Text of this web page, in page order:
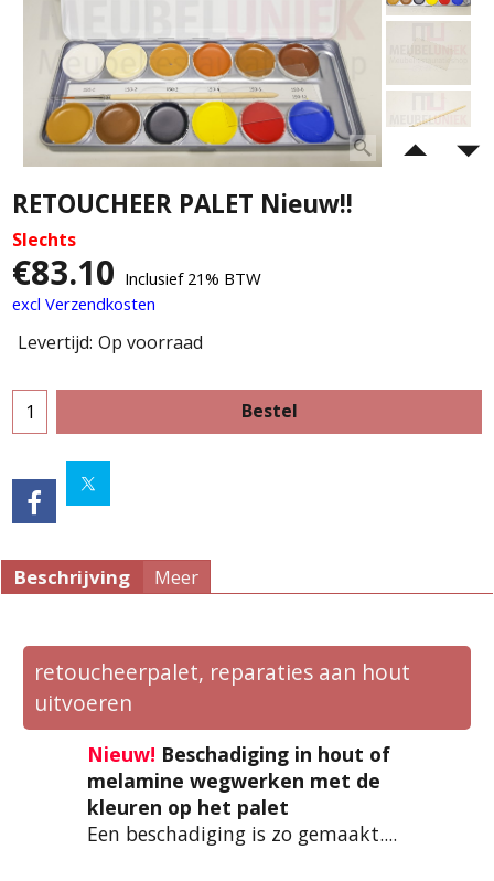
RETOUCHEER PALET Nieuw!!
Slechts
€83.10 Inclusief 21% BTW
excl Verzendkosten
Levertijd: Op voorraad
Bestel
Beschrijving Meer
retoucheerpalet, reparaties aan hout
uitvoeren
Nieuw! Beschadiging in hout of
melamine wegwerken met de
kleuren op het palet
Een beschadiging is zo gemaakt....